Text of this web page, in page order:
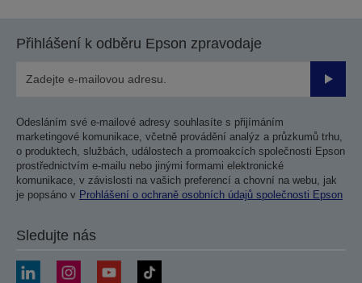
Přihlášení k odběru Epson zpravodaje
Odesláním své e-mailové adresy souhlasíte s přijímáním
marketingové komunikace, včetně provádění analýz a průzkumů trhu,
o produktech, službách, událostech a promoakcích společnosti Epson
prostřednictvím e-mailu nebo jinými formami elektronické
komunikace, v závislosti na vašich preferencí a chovní na webu, jak
je popsáno v Prohlášení o ochraně osobních údajů společnosti Epson
Sledujte nás